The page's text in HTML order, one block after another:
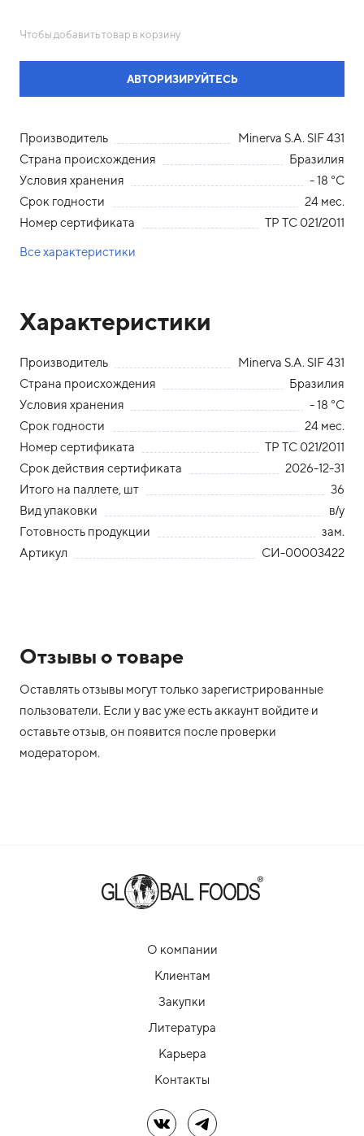
Чтобы добавить товар в корзину
АВТОРИЗИРУЙТЕСЬ
Производитель
Minerva S.A. SIF 431
Страна происхождения
Бразилия
Условия хранения
- 18 °С
Срок годности
24 мес.
Номер сертификата
ТР ТС 021/2011
Все характеристики
Характеристики
Производитель
Minerva S.A. SIF 431
Страна происхождения
Бразилия
Условия хранения
- 18 °С
Срок годности
24 мес.
Номер сертификата
ТР ТС 021/2011
Срок действия сертификата
2026-12-31
Итого на паллете, шт
36
Вид упаковки
в/у
Готовность продукции
зам.
Артикул
СИ-00003422
Отзывы о товаре
Оставлять отзывы могут только зарегистрированные
пользователи. Если у вас уже есть аккаунт войдите и
оставьте отзыв, он появится после проверки
модератором.
О компании
Клиентам
Закупки
Литература
Карьера
Контакты
Мы в ВКМы в Telegram